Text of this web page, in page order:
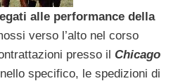
alle performance della
verso l’alto nel corso
presso il Chicago
specifico, le spedizioni di